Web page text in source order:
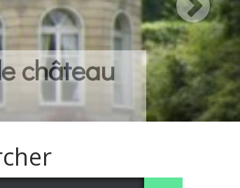
château